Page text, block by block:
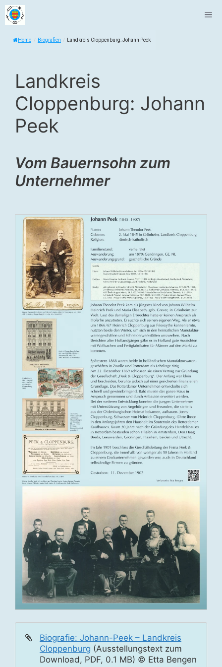
Zum
Inhalt
Home / Biografien / Landkreis Cloppenburg: Johann Peek
Landkreis
Cloppenburg: Johann
Peek
Vom Bauernsohn zum
Unternehmer
Biografie: Johann-Peek – Landkreis
Cloppenburg (Ausstellungstext zum
Download, PDF, 0.1 MB) © Etta Bengen